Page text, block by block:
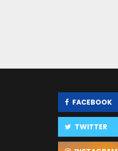
FACEBOOK
TWITTER